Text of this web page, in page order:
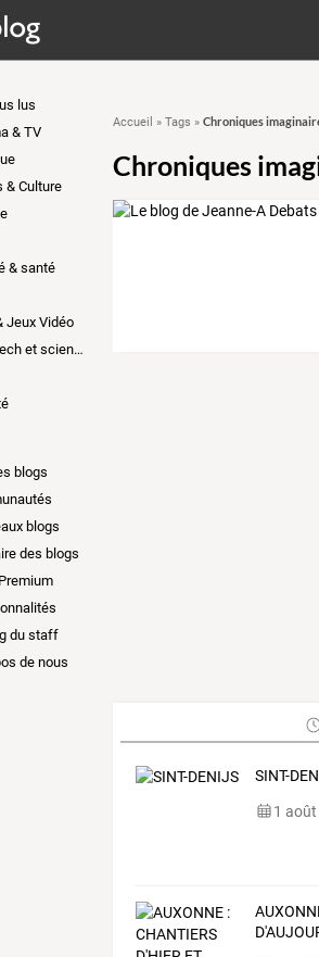
lus
& TV
& Culture
& santé
Jeux Vidéo
et sciences
blogs
blogs
des blogs
du staff
de nous
Accueil » Tags » Chroniques
Chroniques
SINT-
1